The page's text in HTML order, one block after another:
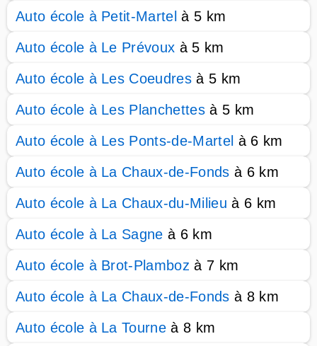
Auto école à Petit-Martel à 5 km
Auto école à Le Prévoux à 5 km
Auto école à Les Coeudres à 5 km
Auto école à Les Planchettesà 5 km
Auto école à Les Ponts-de-Martel à 6 km
Auto école à La Chaux-de-Fonds à 6 km
Auto école à La Chaux-du-Milieu à 6 km
Auto école à La Sagne à 6 km
Auto école à Brot-Plamboz à 7 km
Auto école à La Chaux-de-Fonds à 8 km
Auto école à La Tourne à 8 km